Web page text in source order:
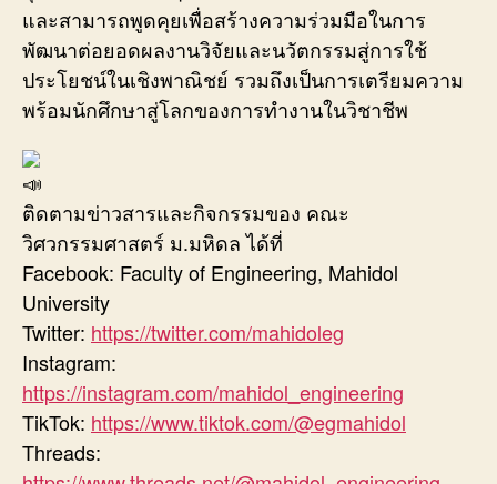
และสามารถพูดคุยเพื่อสร้างความร่วมมือในการ
พัฒนาต่อยอดผลงานวิจัยและนวัตกรรมสู่การใช้
ประโยชน์ในเชิงพาณิชย์ รวมถึงเป็นการเตรียมความ
พร้อมนักศึกษาสู่โลกของการทำงานในวิชาชีพ
ติดตามข่าวสารและกิจกรรมของ คณะ
วิศวกรรมศาสตร์ ม.มหิดล ได้ที่
Facebook: Faculty of Engineering, Mahidol
University
Twitter: https://twitter.com/mahidoleg
Instagram:
https://instagram.com/mahidol_engineering
TikTok: https://www.tiktok.com/@egmahidol
Threads: